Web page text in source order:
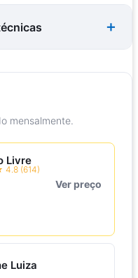
mensalmente.
Livre
(614)
Ver preço
Luiza